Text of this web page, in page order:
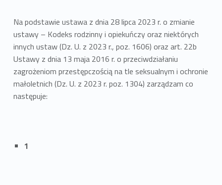
Na podstawie ustawa z dnia 28 lipca 2023 r. o zmianie
ustawy – Kodeks rodzinny i opiekuńczy oraz niektórych
innych ustaw (Dz. U. z 2023 r., poz. 1606) oraz art. 22b
Ustawy z dnia 13 maja 2016 r. o przeciwdziałaniu
zagrożeniom przestępczością na tle seksualnym i ochronie
małoletnich (Dz. U. z 2023 r. poz. 1304) zarządzam co
następuje:
1